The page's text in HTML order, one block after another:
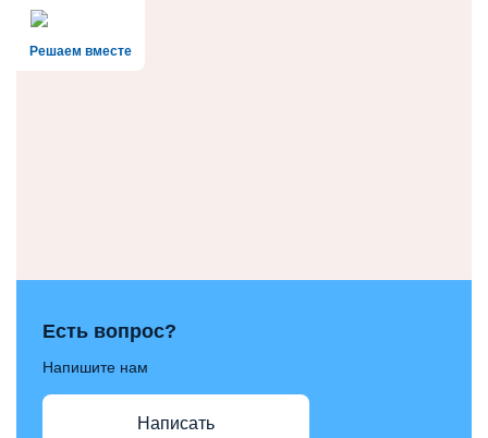
Решаем вместе
Есть вопрос?
Напишите нам
Написать